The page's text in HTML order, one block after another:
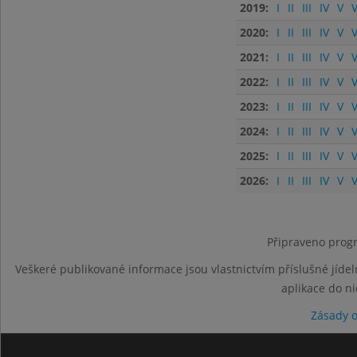
2019: I II III IV V
2020:
I II III IV V
2021:
I II III IV V
2022:
I II III IV V
2023:
I II III IV V
2024:
I II III IV V
2025:
I II III IV V
2026:
I II III IV V
Připraveno
Veškeré publikované informace jsou vlastnictvím příslušné
aplikace do
Zásady